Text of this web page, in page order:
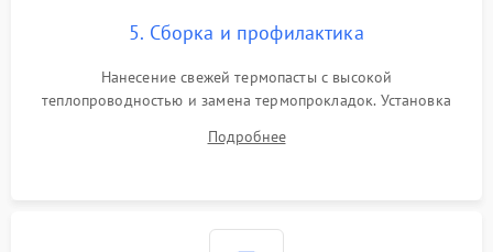
5. Сборка и профилактика
Нанесение свежей термопасты с высокой
теплопроводностью и замена термопрокладок. Установка
шлейфов, модулей памяти и накопителей. Предварительная
Подробнее